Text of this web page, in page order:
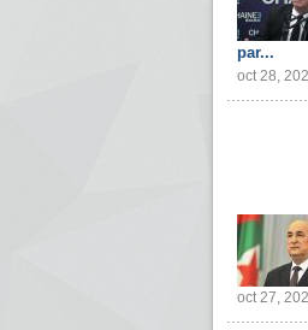
par...
oct 28,
oct 27,